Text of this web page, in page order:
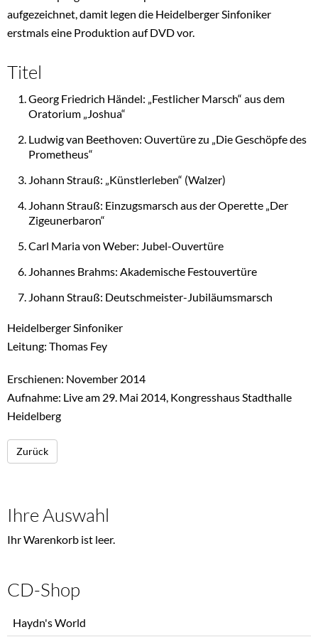
aufgezeichnet, damit legen die Heidelberger Sinfoniker
erstmals eine Produktion auf DVD vor.
Titel
Georg Friedrich Händel: „Festlicher Marsch“ aus dem
Oratorium „Joshua“
Ludwig van Beethoven: Ouvertüre zu „Die Geschöpfe des
Prometheus“
Johann Strauß: „Künstlerleben“ (Walzer)
Johann Strauß: Einzugsmarsch aus der Operette „Der
Zigeunerbaron“
Carl Maria von Weber: Jubel-Ouvertüre
Johannes Brahms: Akademische Festouvertüre
Johann Strauß: Deutschmeister-Jubiläumsmarsch
Heidelberger Sinfoniker
Leitung: Thomas Fey
Erschienen: November 2014
Aufnahme: Live am 29. Mai 2014, Kongresshaus Stadthalle
Heidelberg
Zurück
Ihre Auswahl
Ihr Warenkorb ist leer.
CD-Shop
überspringen
Haydn's World